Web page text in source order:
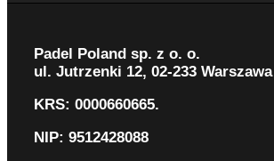
Padel Poland sp. z o. o.
ul. Jutrzenki 12, 02-233 Warszawa
KRS: 0000660665.
NIP: 9512428088